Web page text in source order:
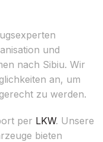
und
nach Sibiu. Wir
an, um
zu werden.
per LKW. Unsere
bieten